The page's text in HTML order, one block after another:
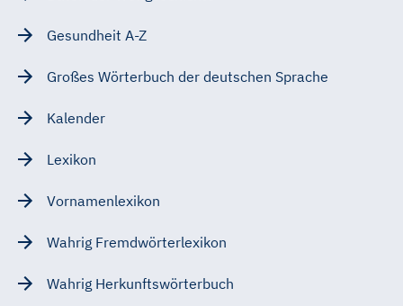
Gesundheit A-Z
Großes Wörterbuch der deutschen Sprache
Kalender
Lexikon
Vornamenlexikon
Wahrig Fremdwörterlexikon
Wahrig Herkunftswörterbuch